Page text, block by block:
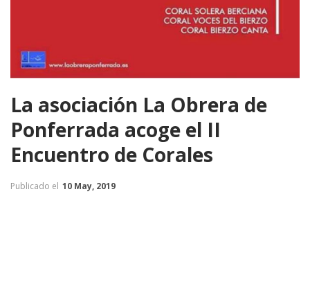
La asociación La Obrera de
Ponferrada acoge el II
Encuentro de Corales
Publicado el 10 May, 2019